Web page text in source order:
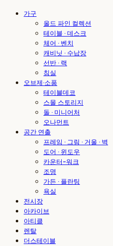
가구
올드 파인 컬렉션
테이블 · 데스크
체어 · 벤치
캐비닛 · 수납장
선반 · 랙
침실
오브제·소품
테이블데코
스몰 스토리지
돌 · 미니어처
오나먼트
공간 연출
프레임 · 그림 · 거울 · 벽
도어 · 윈도우
카운터-워크
조명
가든 · 플란팅
욕실
전시장
아카이브
아티클
렌탈
더스테이블